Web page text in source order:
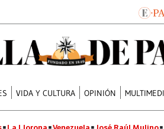
VIDA Y CULTURA OPINIÓN